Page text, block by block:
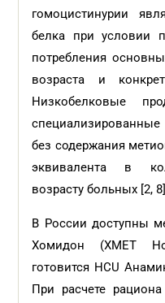
гомоцистинурии
белка при условии
потребления
возраста и
Низкобелковые
без содержания
эквивалента в
возрасту больных [2,
В России доступны
Хомидон (XMET
готовится HCU
При расчете